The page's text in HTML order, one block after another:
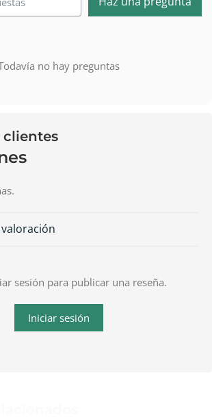
no hay preguntas
clientes
sesión para publicar una reseña.
Iniciar sesión